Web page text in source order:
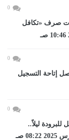
0
وآليات صرف «تكافل
0
يواصل إتاحة التسجيل
0
للبرودة ليلاً..
والعظمى فى القاهرة...اليوم الأحد، 30 مارس 2025 08:22 صـ